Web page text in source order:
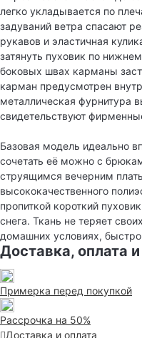
легко укладывается по
задуваний ветра спасают
рукавов и эластичная
затянуть пуховик по
боковых швах карманы
карман предусмотрен
металлическая фурнитура
свидетельствуют
Базовая модель идеально
сочетать её можно с
струящимся вечерним
высококачественного
пропиткой короткий
снега. Ткань не теряет
домашних условиях,
Доставка, оплата
Примерка перед покупкой
Рассрочка на 50%
Доставка и оплата